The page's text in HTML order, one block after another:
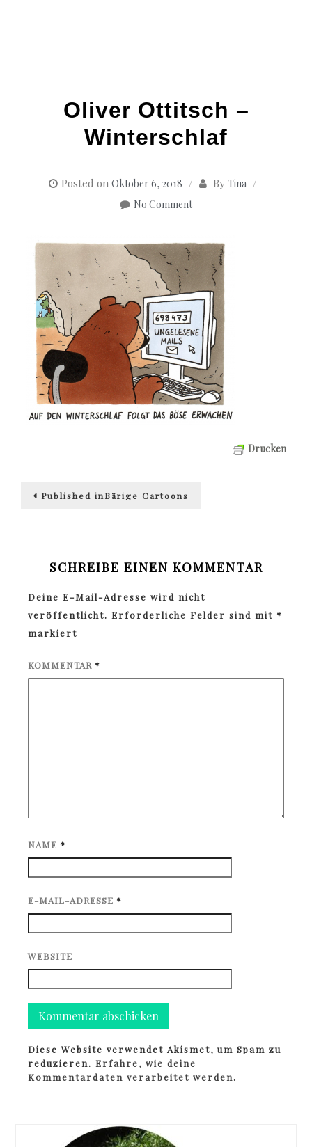
Oliver Ottitsch –
Winterschlaf
Posted on Oktober 6, 2018 By Tina
No Comment
Drucken
Beitragsnavigation
Published inBärige Cartoons
SCHREIBE EINEN KOMMENTAR
Deine E-Mail-Adresse wird nicht
veröffentlicht. Erforderliche Felder sind mit *
markiert
KOMMENTAR *
NAME *
E-MAIL-ADRESSE *
WEBSITE
Diese Website verwendet Akismet, um Spam zu
reduzieren.Erfahre, wie deine
Kommentardaten verarbeitet werden.